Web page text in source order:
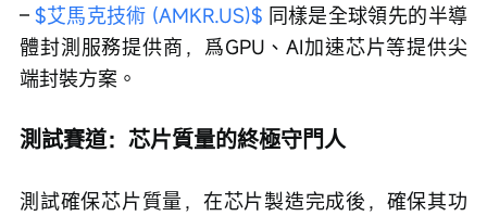
– $艾馬克技術 (AMKR.US)$ 同樣是全球領先的半導
體封測服務提供商，爲GPU、AI加速芯片等提供尖
端封裝方案。
測試賽道：芯片質量的終極守門人
測試確保芯片質量，在芯片製造完成後，確保其功